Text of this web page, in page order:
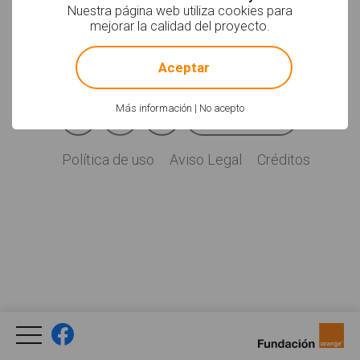
Soyvisual.org es un
Fundación Orange.
Social
FacebookYouTubeTwitter
Newsletter
Política de uso Aviso Legal Créditos
Nuestra página web utiliza cookies para
mejorar la calidad del proyecto.
Más información | No acepto
! Not valid!
Aceptar